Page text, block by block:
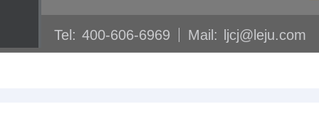
Tel: 400-606-6969 Mail: ljcj@leju.com